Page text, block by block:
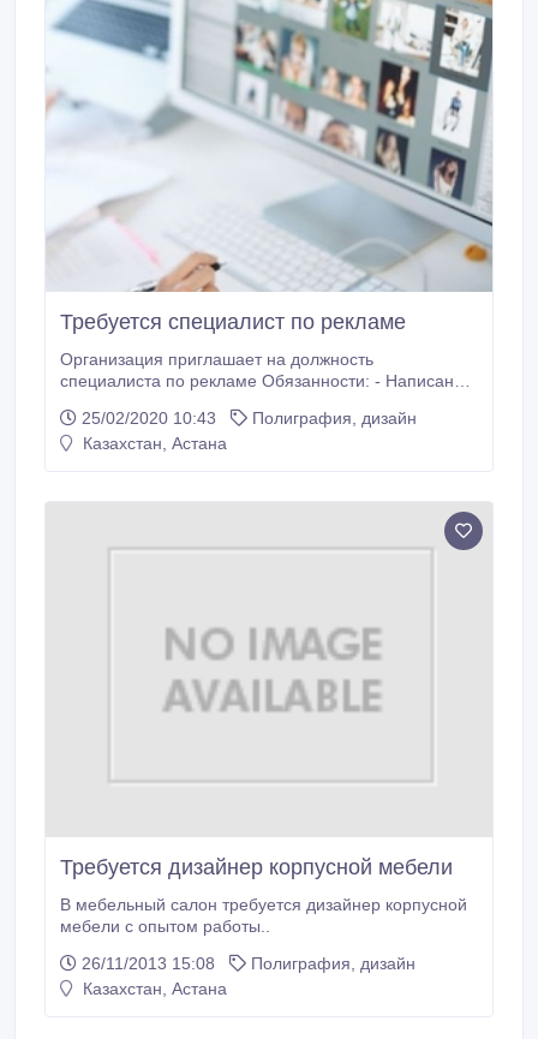
Требуется специалист по рекламе
Организация приглашает на должность
специалиста по рекламе Обязанности: - Написание
подрядчиками - Размещение заказов, отслеживание
процесса их выполнения - Подготовка и
умение расставлять приоритеты - Аналитические
25/02/2020 10:43
Полиграфия, дизайн
Казахстан, Астана
Требуется дизайнер корпусной мебели
В мебельный салон требуется дизайнер корпусной
мебели с опытом работы..
26/11/2013 15:08
Полиграфия, дизайн
Казахстан, Астана